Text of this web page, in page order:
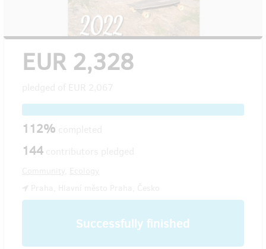
EUR 2,328
112%
144
Successfully finished